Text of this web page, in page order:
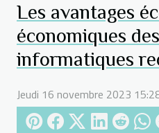
Les avantages
économiques
informatiques
Jeudi 16 novembre 2023